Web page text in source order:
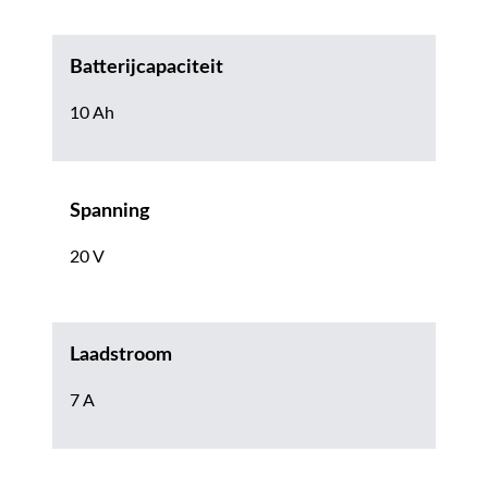
Batterijcapaciteit
10 Ah
Spanning
20 V
Laadstroom
7 A